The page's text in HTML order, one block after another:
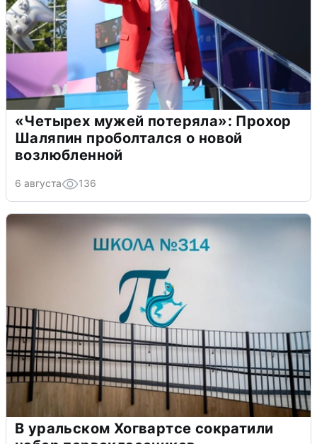
«Четырех мужей потеряла»: Прохор
Шаляпин проболтался о новой
возлюбленной
6 августа 136
В уральском Хогвартсе сократили